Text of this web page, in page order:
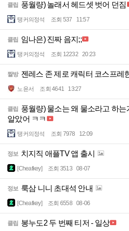
클립 풍월량) 놀래서 헤드셋 벗어 던짐
탱커의정석 조회 537 11:57
클립 임나은) 진짜 음지;;
탱커의정석 조회 12232 20:23
짤방 젠레스 존 제로 캐릭터 코스프레
노윤서 조회 4641 13:27
클립 풍월량) 물소는 왜 물소라고 하는
알았어 ㅋㅋ
탱커의정석 조회 7978 12:09
정보 치지직 애플TV 앱 출시
[Cheatkey] 조회 3513 08-07
정보 룩삼 니니 초대석 안내
[Cheatkey] 조회 6558 08-06
클립 봉누도2 두 번째 티저 - 일상